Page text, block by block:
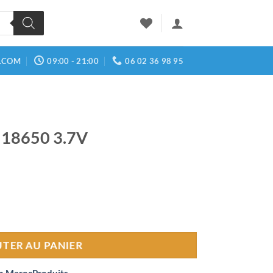
09:00 - 21:00 06 02 36 98 95
3.7V
3.7V
AU PANIER